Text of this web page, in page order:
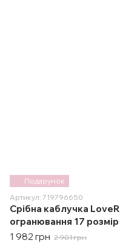
Подарунок
Артикул: 719796650
Срібна каблучка
огранювання 17 розмір
1 982 грн 2 901 грн